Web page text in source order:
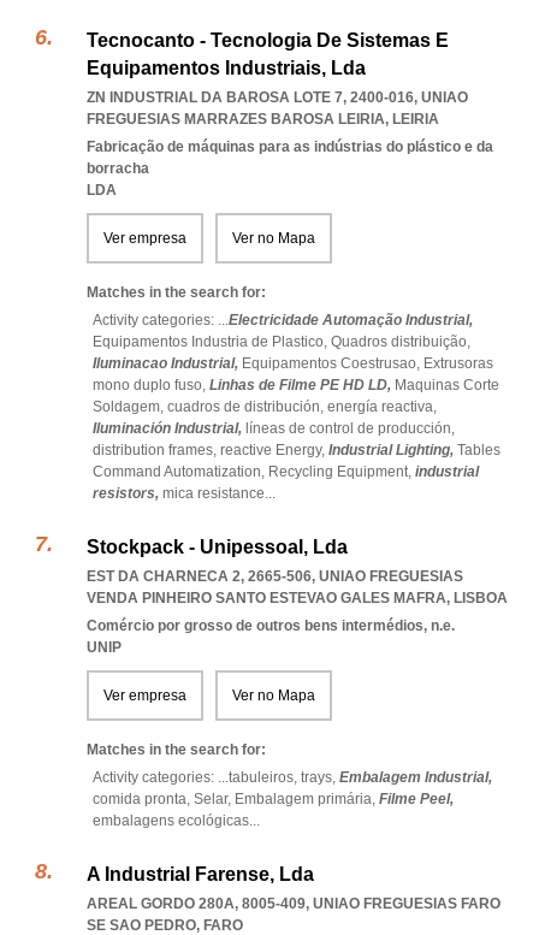
Tecnocanto - Tecnologia De Sistemas E
Equipamentos Industriais, Lda
ZN INDUSTRIAL DA BAROSA LOTE 7, 2400-016, UNIAO
FREGUESIAS MARRAZES BAROSA LEIRIA, LEIRIA
Fabricação de máquinas para as indústrias do plástico e da
borracha
LDA
Ver empresa Ver no Mapa
Matches in the search for:
Activity categories: ...Electricidade Automação Industrial,
Equipamentos Industria de Plastico, Quadros distribuição,
Iluminacao Industrial, Equipamentos Coestrusao, Extrusoras
mono duplo fuso, Linhas de Filme PE HD LD, Maquinas Corte
Soldagem, cuadros de distribución, energía reactiva,
Iluminación Industrial, líneas de control de producción,
distribution frames, reactive Energy, Industrial Lighting, Tables
Command Automatization, Recycling Equipment, industrial
resistors, mica resistance...
Stockpack - Unipessoal, Lda
EST DA CHARNECA 2, 2665-506, UNIAO FREGUESIAS
VENDA PINHEIRO SANTO ESTEVAO GALES MAFRA, LISBOA
Comércio por grosso de outros bens intermédios, n.e.
UNIP
Ver empresa Ver no Mapa
Matches in the search for:
Activity categories: ...tabuleiros, trays, Embalagem Industrial,
comida pronta, Selar, Embalagem primária, Filme Peel,
embalagens ecológicas...
A Industrial Farense, Lda
AREAL GORDO 280A, 8005-409, UNIAO FREGUESIAS FARO
SE SAO PEDRO, FARO